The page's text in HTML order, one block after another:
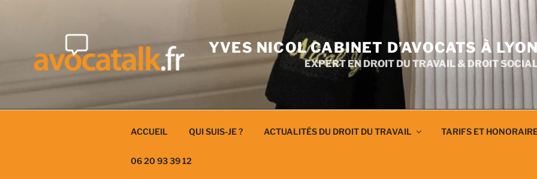
YVES NICOL CABINET D’AVOCATS À
EXPERT EN DROIT DU TRAVAIL & DROIT
ACCUEIL QUI SUIS-JE ? ACTUALITÉS DU DROIT DU TRAVAIL TARIFS ET
06 20 93 39 12